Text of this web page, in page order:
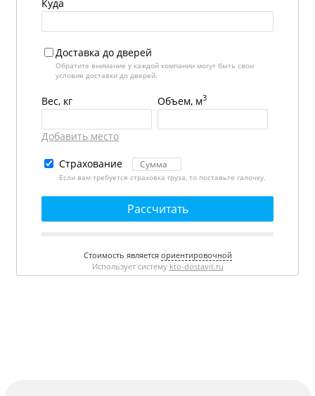
Куда
Доставка до дверей
Обратите внимание у каждой компании могут быть свои
условия доставки до дверей.
Вес, кг Объем, м3
Добавить место
Страхование
Если вам требуется страховка груза, то поставьте галочку.
Рассчитать
Стоимость является ориентировочной
Использует систему kto-dostavit.ru